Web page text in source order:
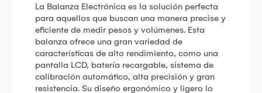
La Balanza Electrónica es la solución perfecta
para aquellos que buscan una manera precise y
eficiente de medir pesos y volúmenes. Esta
balanza ofrece una gran variedad de
características de alto rendimiento, como una
pantalla LCD, batería recargable, sistema de
calibración automático, alta precisión y gran
resistencia. Su diseño ergonómico y ligero lo